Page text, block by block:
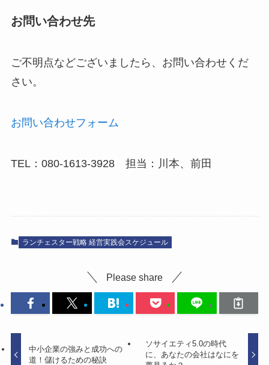
お問い合わせ先
ご不明点などございましたら、お問い合わせくだ
さい。
お問い合わせフォーム
TEL：080-1613-3928 担当：川本、前田
ランチェスター戦略 経営実践会スケジュール
Please share
中小企業の強みと成功への
道！儲けるための秘訣
ソサイエティ5.0の時代
に、あなたの会社はなにを